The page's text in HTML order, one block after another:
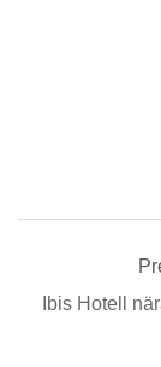
Ibis Hotell